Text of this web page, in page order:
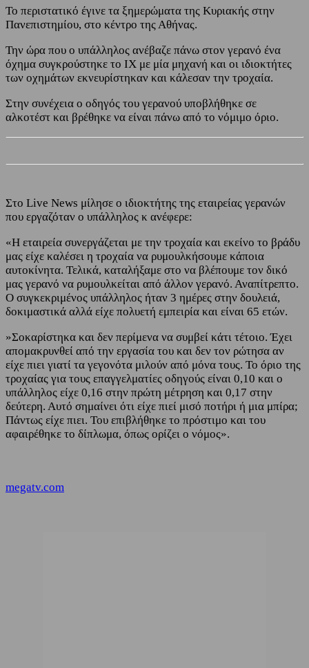
Το περιστατικό έγινε τα ξημερώματα της Κυριακής στην
Πανεπιστημίου, στο κέντρο της Αθήνας.
Την ώρα που ο υπάλληλος ανέβαζε πάνω στον γερανό ένα
όχημα συγκρούστηκε το ΙΧ με μία μηχανή και οι ιδιοκτήτες
των οχημάτων εκνευρίστηκαν και κάλεσαν την τροχαία.
Στην συνέχεια ο οδηγός του γερανού υποβλήθηκε σε
αλκοτέστ και βρέθηκε να είναι πάνω από το νόμιμο όριο.
Στο Live News μίλησε ο ιδιοκτήτης της εταιρείας γερανών
που εργαζόταν ο υπάλληλος κ ανέφερε:
«Η εταιρεία συνεργάζεται με την τροχαία και εκείνο το βράδυ
μας είχε καλέσει η τροχαία να ρυμουλκήσουμε κάποια
αυτοκίνητα. Τελικά, καταλήξαμε στο να βλέπουμε τον δικό
μας γερανό να ρυμουλκείται από άλλον γερανό. Αναπίτρεπτο.
Ο συγκεκριμένος υπάλληλος ήταν 3 ημέρες στην δουλειά,
δοκιμαστικά αλλά είχε πολυετή εμπειρία και είναι 65 ετών.
»Σοκαρίστηκα και δεν περίμενα να συμβεί κάτι τέτοιο. Έχει
απομακρυνθεί από την εργασία του και δεν τον ρώτησα αν
είχε πιει γιατί τα γεγονότα μιλούν από μόνα τους. Το όριο της
τροχαίας για τους επαγγελματίες οδηγούς είναι 0,10 και ο
υπάλληλος είχε 0,16 στην πρώτη μέτρηση και 0,17 στην
δεύτερη. Αυτό σημαίνει ότι είχε πιεί μισό ποτήρι ή μια μπίρα;
Πάντως είχε πιει. Του επιβλήθηκε το πρόστιμο και του
αφαιρέθηκε το δίπλωμα, όπως ορίζει ο νόμος».
megatv.com